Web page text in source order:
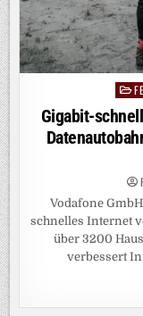
Gigabit-
Vodafone
schnelles Internet
über 3200
verbessert